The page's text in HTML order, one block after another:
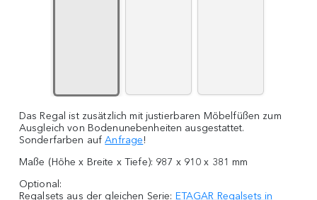
Das Regal ist zusätzlich mit justierbaren Möbelfüßen zum
Ausgleich von Bodenunebenheiten ausgestattet.
Sonderfarben aufAnfrage!
Maße (Höhe x Breite x Tiefe): 987 x 910 x 381 mm
Optional:
Regalsets aus der gleichen Serie: ETAGAR Regalsets in